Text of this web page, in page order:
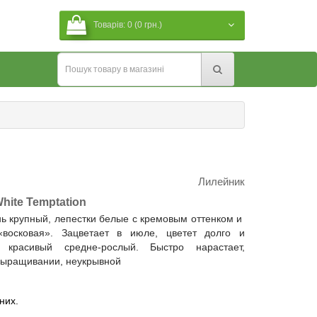
Товарів: 0 (0 грн.)
Лилейник
Temptation
крупный, лепестки белые с кремовым оттенком и
Зацветает в июле, цветет долго и
средне-рослый. Быстро нарастает,
неукрывной